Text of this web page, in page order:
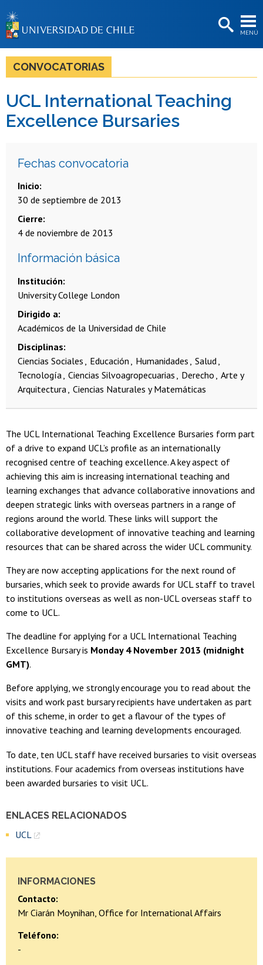
MENÚ
BIBLIOTECAS
LA UNIVERSIDAD
Estudiantes
Funcionarias/os
CONVOCATORIAS
UCL International Teaching
Excellence Bursaries
ENLACES RELACIONADOS
UCL
INFORMACIONES
Contacto:
Mr Ciarán Moynihan, Office for International Affairs
Teléfono:
-
Fechas convocatoria
Inicio
30 de septiembre de 2013
Cierre
4 de noviembre de 2013
Información básica
Institución
University College London
Dirigido a
Académicos de la Universidad de Chile
Disciplinas
Ciencias Sociales
Educación Humanidades Salud
Tecnología Ciencias Silvoagropecuarias Derecho Arte y
Arquitectura Ciencias Naturales y Matemáticas
The UCL International Teaching Excellence Bursaries form part
of a drive to expand UCL’s profile as an internationally
recognised centre of teaching excellence. A key aspect of
achieving this aim is increasing international teaching and
learning exchanges that advance collaborative innovations and
deepen strategic links with overseas partners in a range of
regions around the world. These links will support the
collaborative development of innovative teaching and learning
resources that can be shared across the wider UCL community.
They are now accepting applications for the next round of
bursaries, which seek to provide awards for UCL staff to travel
to institutions overseas as well as non-UCL overseas staff to
come to UCL.
The deadline for applying for a UCL International Teaching
Excellence Bursary is Monday 4 November 2013 (midnight
GMT).
Before applying, we strongly encourage you to read about the
visits and work past bursary recipients have undertaken as part
of this scheme, in order to get a flavour of the types of
innovative teaching and learning developments encouraged.
To date, ten UCL staff have received bursaries to visit overseas
institutions. Four academics from overseas institutions have
been awarded bursaries to visit UCL.